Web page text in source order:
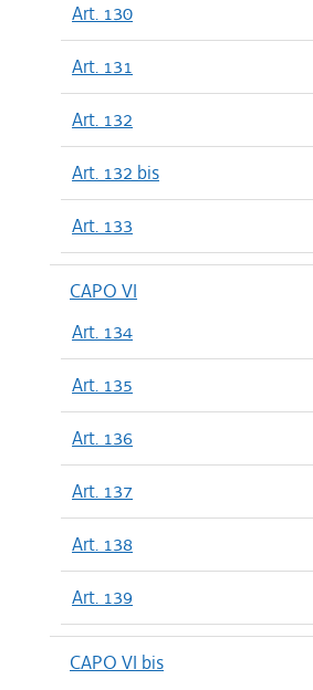
Art. 130
Art. 131
Art. 132
Art. 132 bis
Art. 133
CAPO VI
Art. 134
Art. 135
Art. 136
Art. 137
Art. 138
Art. 139
CAPO VI bis